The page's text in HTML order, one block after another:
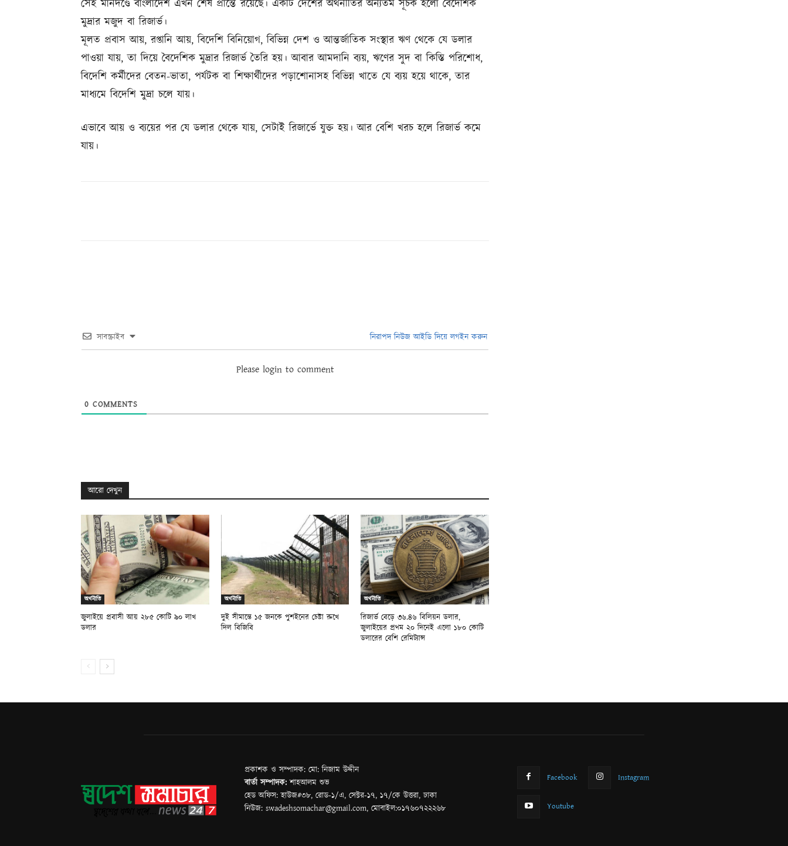
সেই মানদণ্ডে বাংলাদেশ এখন শেষ প্রান্তে রয়েছে। একটি দেশের অর্থনীতির অন্যতম সূচক হলো বৈদেশিক
মুদ্রার মজুদ বা রিজার্ভ।
মূলত প্রবাস আয়, রপ্তানি আয়, বিদেশি বিনিয়োগ, বিভিন্ন দেশ ও আন্তর্জাতিক সংস্থার ঋণ থেকে যে ডলার
পাওয়া যায়, তা দিয়ে বৈদেশিক মুদ্রার রিজার্ভ তৈরি হয়। আবার আমদানি ব্যয়, ঋণের সুদ বা কিস্তি পরিশোধ,
বিদেশি কর্মীদের বেতন-ভাতা, পর্যটক বা শিক্ষার্থীদের পড়াশোনাসহ বিভিন্ন খাতে যে ব্যয় হয়ে থাকে, তার
মাধ্যমে বিদেশি মুদ্রা চলে যায়।
এভাবে আয় ও ব্যয়ের পর যে ডলার থেকে যায়, সেটাই রিজার্ভে যুক্ত হয়। আর বেশি খরচ হলে রিজার্ভ কমে
যায়।
সাবস্ক্রাইব নিরাপদ নিউজ আইডি দিয়ে লগইন করুন
Please login to comment
0 COMMENTS
আরো দেখুন
অর্থনীতি
জুলাইয়ে প্রবাসী আয় ২৮৫ কোটি ৯০ লাখ
ডলার
অর্থনীতি
দুই সীমান্তে ১৫ জনকে পুশইনের চেষ্টা রুখে
দিল বিজিবি
অর্থনীতি
রিজার্ভ বেড়ে ৩৬.৪৬ বিলিয়ন ডলার,
জুলাইয়ের প্রথম ২০ দিনেই এলো ১৮০ কোটি
ডলারের বেশি রেমিট্যান্স
প্রকাশক ও সম্পাদক: মো: নিজাম উদ্দীন
বার্তা সম্পাদক: শাহআলম শুভ
হেড অফিস: হাউজ#৩৮, রোড-১/এ, সেক্টর-১৭, ১৭/কে উত্তরা, ঢাকা
নিউজ: swadeshsomachar@gmail.com, মোবাইল:০১৭৬০৭২২২৬৮
Facebook Instagram
Youtube